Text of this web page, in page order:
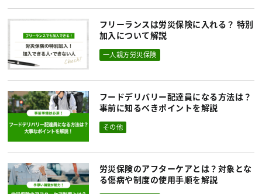
フリーランスは労災保険に入れる？ 特別
加入について解説
一人親方労災保険
フードデリバリー配達員になる方法は？
事前に知るべきポイントを解説
その他
労災保険のアフターケアとは？対象とな
る傷病や制度の使用手順を解説